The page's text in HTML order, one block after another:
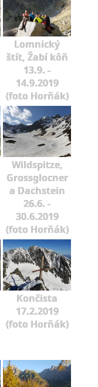
Lomnický
štít, Žabí kôň
13.9. -
14.9.2019
(foto Horňák)
Wildspitze,
Grossglocner
a Dachstein
26.6. -
30.6.2019
(foto Horňák)
Končista
17.2.2019
(foto Horňák)